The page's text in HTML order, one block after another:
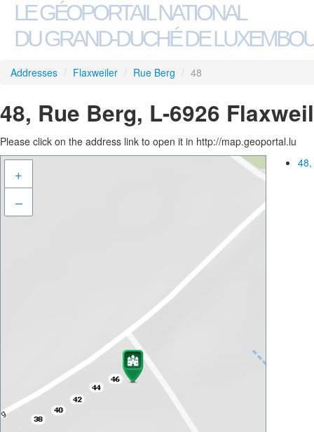
LE GÉOPORTAIL NATIONAL
DU GRAND-DUCHÉ DE
Addresses / Flaxweiler / Rue Berg / 48
48, Rue Berg, L-6926
Please click on the address link to open it in http://map.geoportal.lu
+
–